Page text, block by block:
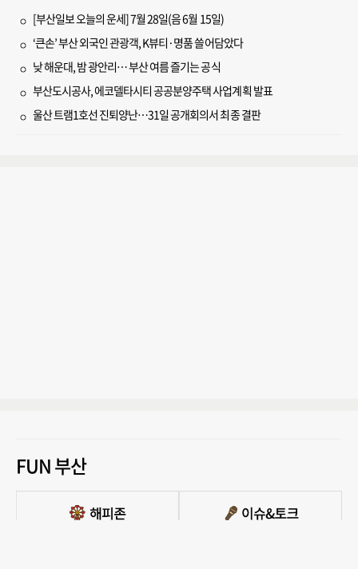
[부산일보 오늘의 운세] 7월 28일(음 6월 15일)
‘큰손’ 부산 외국인 관광객, K뷰티·명품 쓸어담았다
낮 해운대, 밤 광안리… 부산 여름 즐기는 공식
부산도시공사, 에코델타시티 공공분양주택 사업계획 발표
울산 트램1호선 진퇴양난…31일 공개회의서 최종 결판
FUN 부산